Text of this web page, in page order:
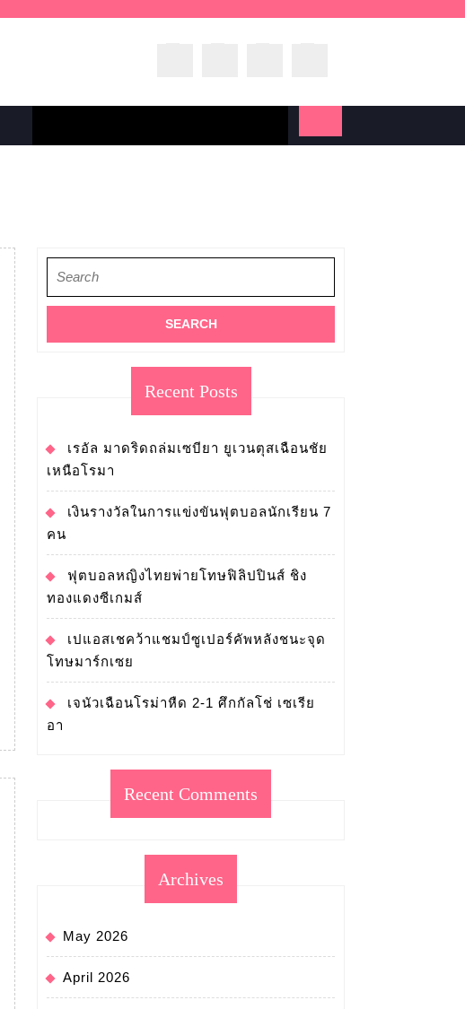
for:
Recent Posts
เรอัล มาดริดถล่มเซบียา ยูเวนตุสเฉือนชัย
เหนือโรมา
เงินรางวัลในการแข่งขันฟุตบอลนักเรียน 7
คน
ฟุตบอลหญิงไทยพ่ายโทษฟิลิปปินส์ ชิง
ทองแดงซีเกมส์
เปแอสเชคว้าแชมป์ซูเปอร์คัพหลังชนะจุด
โทษมาร์กเซย
เจนัวเฉือนโรม่าหืด 2-1 ศึกกัลโช่ เซเรีย
อา
Recent Comments
Archives
May 2026
April 2026